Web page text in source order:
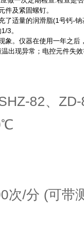
件及紧固螺钉。
适量的润滑脂(1号钙-钠
3。
。仪器在使用一年之后
出现异常；电控元件失
82、ZD-
次/分 (可带